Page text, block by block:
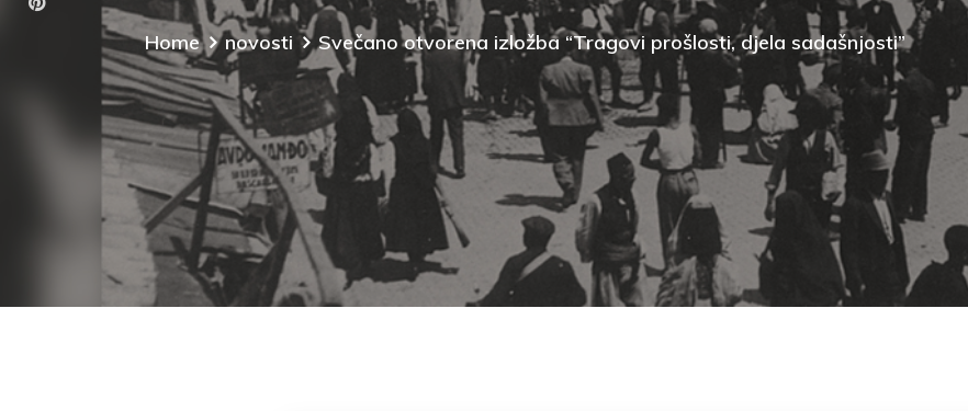
Home novosti Svečano otvorena izložba “Tragovi prošlosti, djela sadašnjosti”